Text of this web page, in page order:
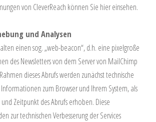
von CleverReach können Sie hiereinsehen.
und Analysen
einen sog. „web-beacon“, d.h. eine pixelgroße
des Newsletters von dem Server von MailChimp
dieses Abrufs werden zunächst technische
zum Browser und Ihrem System, als
und Zeitpunkt des Abrufs erhoben. Diese
zur technischen Verbesserung der Services